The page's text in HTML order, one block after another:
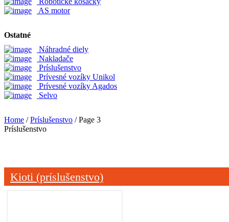
AS motor
Ostatné
Náhradné diely
Nakladače
Príslušenstvo
Prívesné vozíky Unikol
Prívesné vozíky Agados
Selvo
Home /Príslušenstvo / Page 3
Príslušenstvo
Kioti (príslušenstvo)